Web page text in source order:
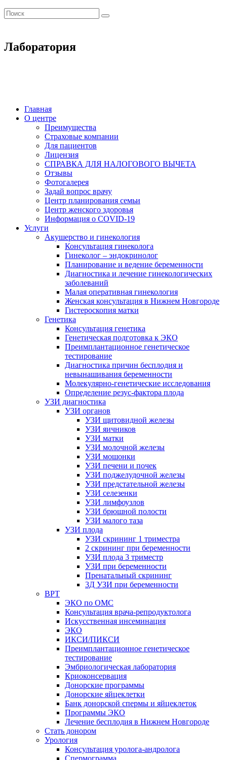
Лаборатория
Главная
О центре
Преимущества
Страховые компании
Для пациентов
Лицензия
СПРАВКА ДЛЯ НАЛОГОВОГО ВЫЧЕТА
Отзывы
Фотогалерея
Задай вопрос врачу
Центр планирования семьи
Центр женского здоровья
Информация о COVID-19
Услуги
Акушерство и гинекология
Консультация гинеколога
Гинеколог – эндокринолог
Планирование и ведение беременности
Диагностика и лечение гинекологических
заболеваний
Малая оперативная гинекология
Женская консультация в Нижнем Новгороде
Гистероскопия матки
Генетика
Консультация генетика
Генетическая подготовка к ЭКО
Преимплантационное генетическое
тестирование
Диагностика причин бесплодия и
невынашивания беременности
Молекулярно-генетические исследования
Определение резус-фактора плода
УЗИ диагностика
УЗИ органов
УЗИ щитовидной железы
УЗИ яичников
УЗИ матки
УЗИ молочной железы
УЗИ мошонки
УЗИ печени и почек
УЗИ поджелудочной железы
УЗИ предстательной железы
УЗИ селезенки
УЗИ лимфоузлов
УЗИ брюшной полости
УЗИ малого таза
УЗИ плода
УЗИ скрининг 1 триместра
2 скрининг при беременности
УЗИ плода 3 триместр
УЗИ при беременности
Пренатальный скрининг
3Д УЗИ при беременности
ВРТ
ЭКО по ОМС
Консультация врача-репродуктолога
Искусственная инсеминация
ЭКО
ИКСИ/ПИКСИ
Преимплантационное генетическое
тестирование
Эмбриологическая лаборатория
Криоконсервация
Донорские программы
Донорские яйцеклетки
Банк донорской спермы и яйцеклеток
Программы ЭКО
Лечение бесплодия в Нижнем Новгороде
Стать донором
Урология
Консультация уролога-андролога